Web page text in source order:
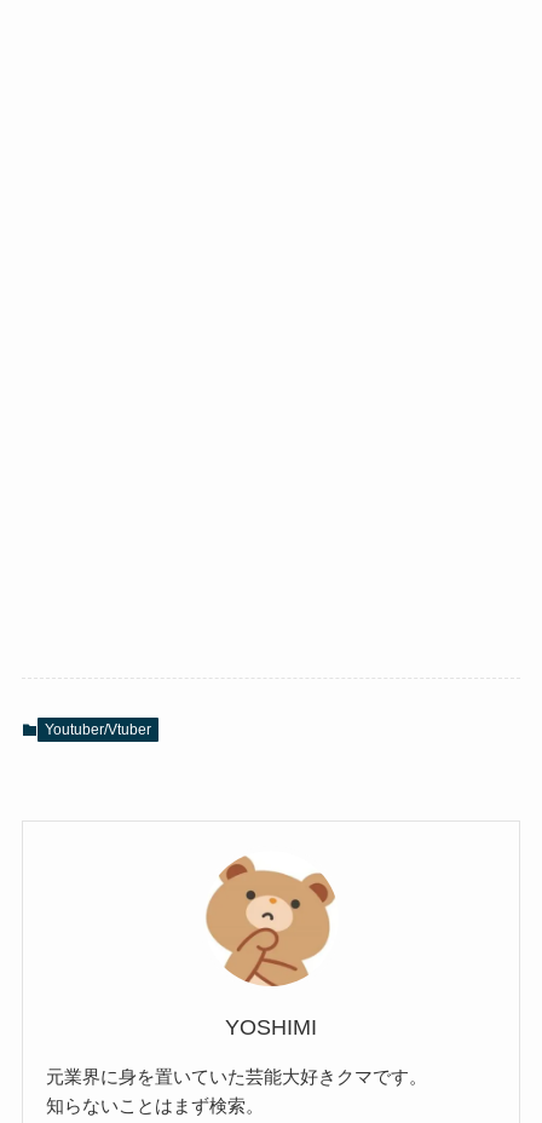
Youtuber/Vtuber
YOSHIMI
元業界に身を置いていた芸能大好きクマです。
知らないことはまず検索。